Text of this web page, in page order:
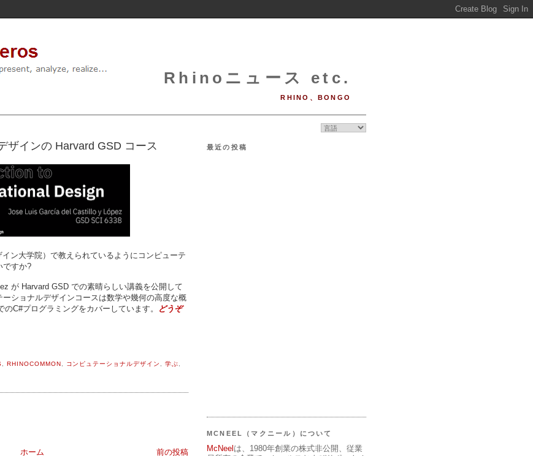
Rhinoニュース etc.
RHINO、BONGO
ザインの Harvard GSD コース
ン大学院）で教えられているようにコンピューテ
ですか?
が Harvard GSD での素晴らしい講義を公開して
ショナルデザインコースは数学や幾何の高度な概
C#プログラミングをカバーしています。
どうぞ
RHINOCOMMON コンピュテーショナルデザイン ,学ぶ
前の投稿
ホーム
最近の投稿
MCNEEL（マクニール）について
McNeelは、1980年創業の株式非公開、従業